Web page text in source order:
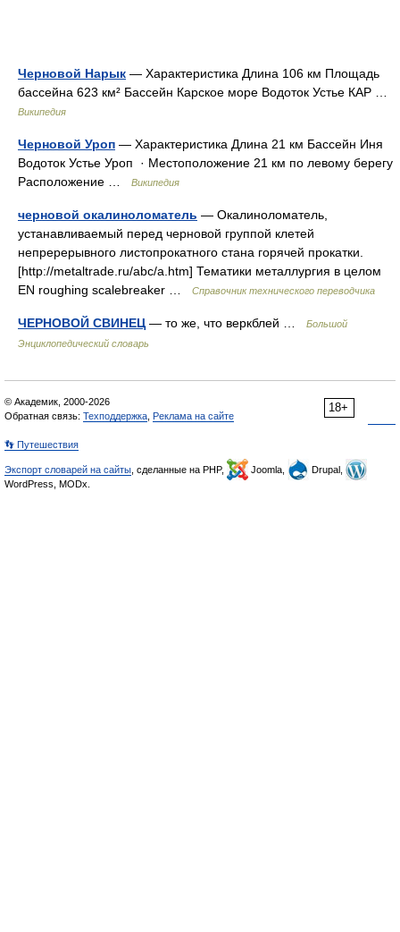
Черновой Нарык — Характеристика Длина 106 км Площадь
бассейна 623 км² Бассейн Карское море Водоток Устье КАР …
Википедия
Черновой Уроп — Характеристика Длина 21 км Бассейн Иня
Водоток Устье Уроп · Местоположение 21 км по левому берегу
Расположение …
Википедия
черновой окалиноломатель — Окалиноломатель,
устанавливаемый перед черновой группой клетей
непререрывного листопрокатного стана горячей прокатки.
[http://metaltrade.ru/abc/a.htm] Тематики металлургия в целом
EN roughing scalebreaker …
Справочник технического переводчика
ЧЕРНОВОЙ СВИНЕЦ — то же, что веркблей …
Большой
Энциклопедический словарь
18+
© Академик, 2000-2026
Обратная связь: Техподдержка Реклама на сайте
👣 Путешествия
Экспорт словарей на сайты , сделанные на PHP, Joomla,
Drupal,
WordPress, MODx.